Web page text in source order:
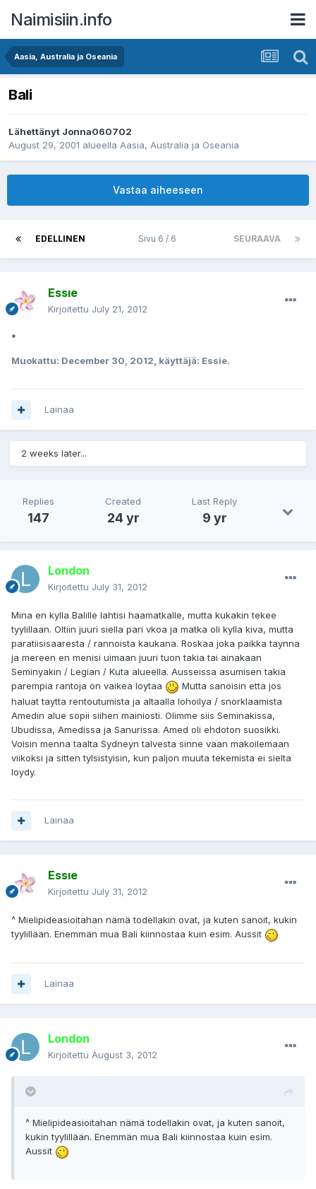
Naimisiin.info
Aasia, Australia ja Oseania
Bali
Lähettänyt Jonna060702
August 29, 2001 alueella Aasia, Australia ja Oseania
Vastaa aiheeseen
EDELLINEN SEURAAVA
Sivu 6 / 6
Essıe
Kirjoitettu July 21, 2012
*
Muokattu: December 30, 2012, käyttäjä: Essie.
Lainaa
2 weeks later...
Replies
147
Created
24 yr
Last Reply
9 yr
London
Kirjoitettu July 31, 2012
Mina en kylla Balille lahtisi haamatkalle, mutta kukakin tekee
tyylillaan. Oltiin juuri siella pari vkoa ja matka oli kylla kiva, mutta
paratiisisaaresta / rannoista kaukana. Roskaa joka paikka taynna
ja mereen en menisi uimaan juuri tuon takia tai ainakaan
Seminyakin / Legian / Kuta alueella. Ausseissa asumisen takia
parempia rantoja on vaikea loytaa
Mutta sanoisin etta jos
haluat taytta rentoutumista ja altaalla lohoilya / snorklaamista
Amedin alue sopii siihen mainiosti. Olimme siis Seminakissa,
Ubudissa, Amedissa ja Sanurissa. Amed oli ehdoton suosikki.
Voisin menna taalta Sydneyn talvesta sinne vaan makoilemaan
viikoksi ja sitten tylsistyisin, kun paljon muuta tekemista ei sielta
loydy.
Lainaa
Essıe
Kirjoitettu July 31, 2012
^ Mielipideasioitahan nämä todellakin ovat, ja kuten sanoit, kukin
tyylillään. Enemmän mua Bali kiinnostaa kuin esim. Aussit
Lainaa
London
Kirjoitettu August 3, 2012
^ Mielipideasioitahan nämä todellakin ovat, ja kuten sanoit,
kukin tyylillään. Enemmän mua Bali kiinnostaa kuin esim.
Aussit